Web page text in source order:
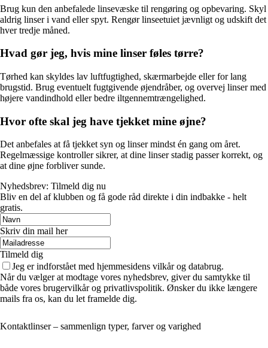
Brug kun den anbefalede linsevæske til rengøring og opbevaring. Skyl
aldrig linser i vand eller spyt. Rengør linseetuiet jævnligt og udskift det
hver tredje måned.
Hvad gør jeg, hvis mine linser føles tørre?
Tørhed kan skyldes lav luftfugtighed, skærmarbejde eller for lang
brugstid. Brug eventuelt fugtgivende øjendråber, og overvej linser med
højere vandindhold eller bedre iltgennemtrængelighed.
Hvor ofte skal jeg have tjekket mine øjne?
Det anbefales at få tjekket syn og linser mindst én gang om året.
Regelmæssige kontroller sikrer, at dine linser stadig passer korrekt, og
at dine øjne forbliver sunde.
Nyhedsbrev: Tilmeld dig nu
Bliv en del af klubben og få gode råd direkte i din indbakke - helt
gratis.
Skriv din mail her
Tilmeld dig
Jeg er indforstået med hjemmesidens vilkår og databrug.
Når du vælger at modtage vores nyhedsbrev, giver du samtykke til
både vores brugervilkår og privatlivspolitik. Ønsker du ikke længere
mails fra os, kan du let framelde dig.
Kontaktlinser – sammenlign typer, farver og varighed